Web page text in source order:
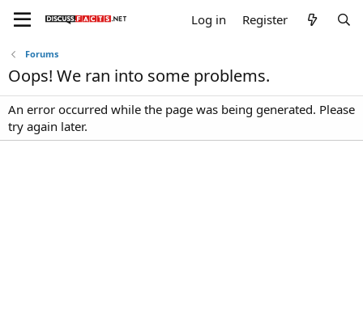
Log in Register
Forums
Oops! We ran into some problems.
An error occurred while the page was being generated. Please
try again later.